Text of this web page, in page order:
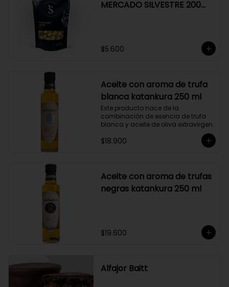
MERCADO SILVESTRE 200
$5.600
Aceite con aroma de trufa
blanca katankura 250 ml
Este producto nace de la
combinación de esencia de trufa
blanca y aceite de oliva extravirgen.
$18.900
Aceite con aroma de trufas
negras katankura 250 ml
$19.600
Alfajor Baitt